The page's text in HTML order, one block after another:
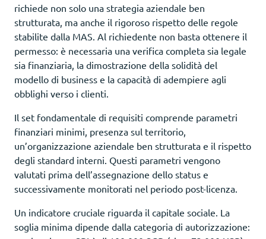
richiede non solo una strategia aziendale ben
strutturata, ma anche il rigoroso rispetto delle regole
stabilite dalla MAS. Al richiedente non basta ottenere il
permesso: è necessaria una verifica completa sia legale
sia finanziaria, la dimostrazione della solidità del
modello di business e la capacità di adempiere agli
obblighi verso i clienti.
Il set fondamentale di requisiti comprende parametri
finanziari minimi, presenza sul territorio,
un’organizzazione aziendale ben strutturata e il rispetto
degli standard interni. Questi parametri vengono
valutati prima dell’assegnazione dello status e
successivamente monitorati nel periodo post-licenza.
Un indicatore cruciale riguarda il capitale sociale. La
soglia minima dipende dalla categoria di autorizzazione: